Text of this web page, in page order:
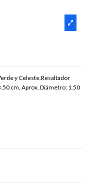
y Celeste.Resaltador
cm. Aprox. Diámetro: 1.50